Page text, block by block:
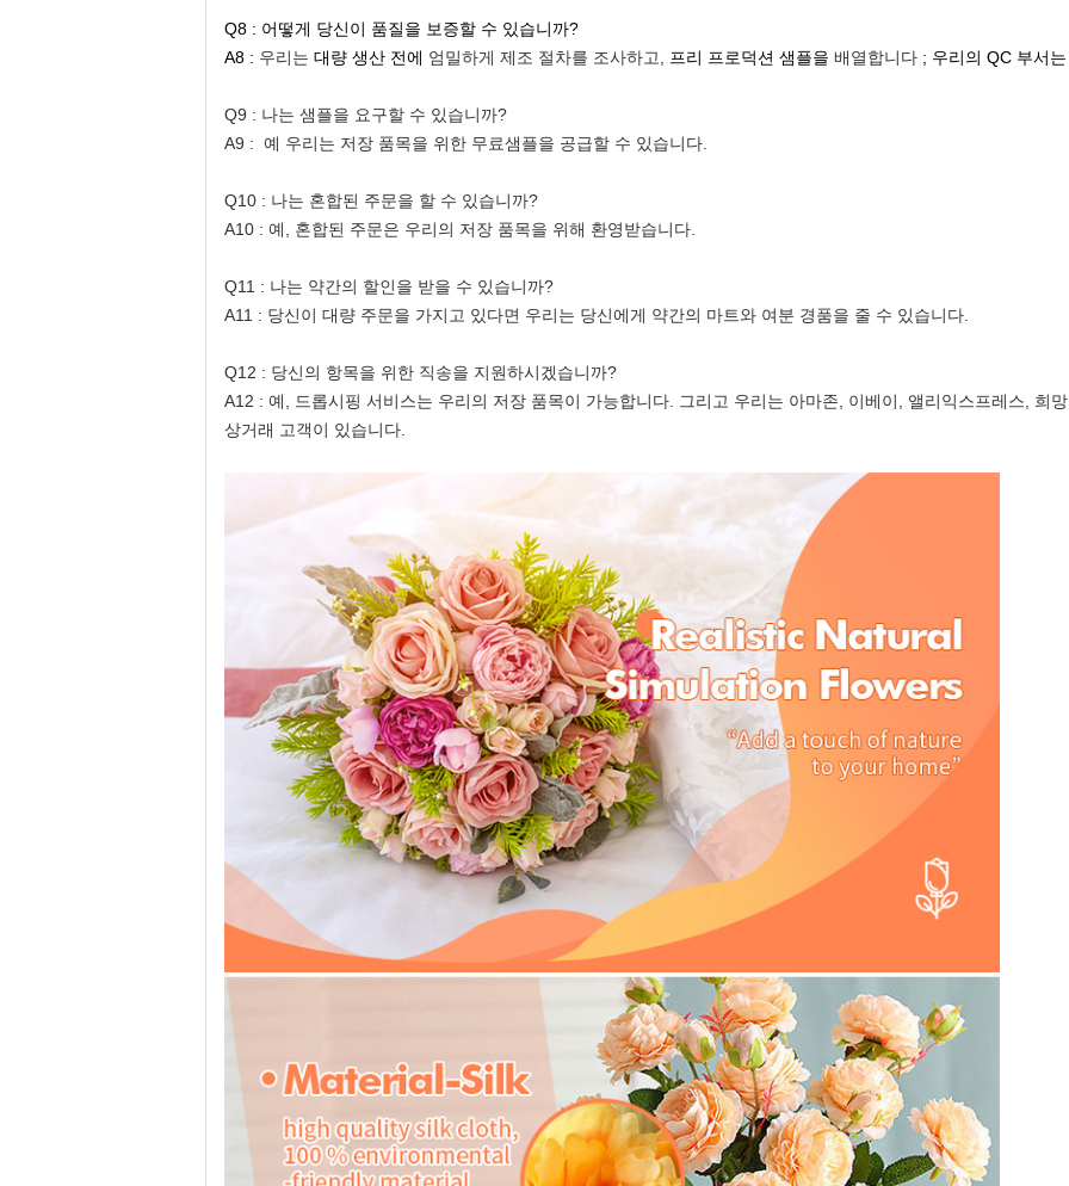
Q8 : 어떻게 당신이 품질을 보증할 수 있습니까?
A8 : 우리는 대량 생산 전에 엄밀하게 제조 절차를 조사하고, 프리 프로덕션 샘플을 배열합니다 ; 우리의 QC 부서
Q9 : 나는 샘플을 요구할 수 있습니까?
A9 : 예 우리는 저장 품목을 위한 무료샘플을 공급할 수 있습니다.
Q10 : 나는 혼합된 주문을 할 수 있습니까?
A10 : 예, 혼합된 주문은 우리의 저장 품목을 위해 환영받습니다.
Q11 : 나는 약간의 할인을 받을 수 있습니까?
A11 : 당신이 대량 주문을 가지고 있다면 우리는 당신에게 약간의 마트와 여분 경품을 줄 수 있습니다.
Q12 : 당신의 항목을 위한 직송을 지원하시겠습니까?
A12 : 예, 드롭시핑 서비스는 우리의 저장 품목이 가능합니다. 그리고 우리는 아마존, 이베이, 앨리익스프레스, 희
상거래 고객이 있습니다.